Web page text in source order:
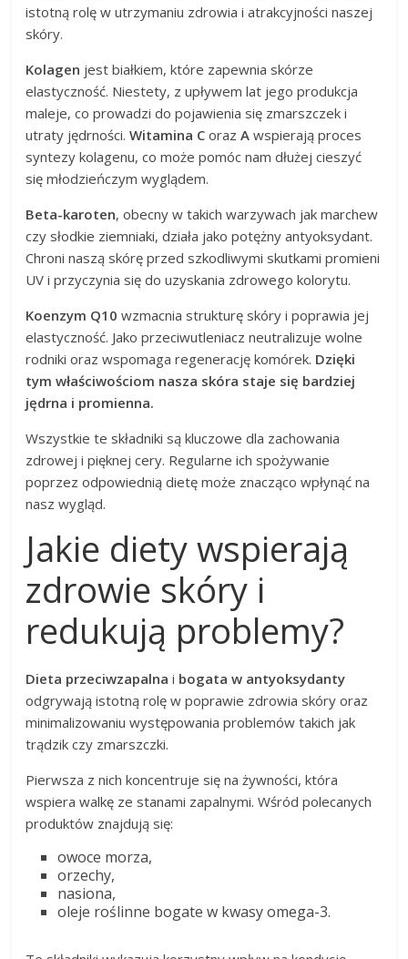
istotną rolę w utrzymaniu zdrowia i atrakcyjności naszej
skóry.
Kolagen jest białkiem, które zapewnia skórze
elastyczność. Niestety, z upływem lat jego produkcja
maleje, co prowadzi do pojawienia się zmarszczek i
utraty jędrności.Witamina C orazA wspierają proces
syntezy kolagenu, co może pomóc nam dłużej cieszyć
się młodzieńczym wyglądem.
Beta-karoten, obecny w takich warzywach jak marchew
czy słodkie ziemniaki, działa jako potężny antyoksydant.
Chroni naszą skórę przed szkodliwymi skutkami promieni
UV i przyczynia się do uzyskania zdrowego kolorytu.
Koenzym Q10 wzmacnia strukturę skóry i poprawia jej
elastyczność. Jako przeciwutleniacz neutralizuje wolne
rodniki oraz wspomaga regenerację komórek. Dzięki
tym właściwościom nasza skóra staje się bardziej
jędrna i promienna.
Wszystkie te składniki są kluczowe dla zachowania
zdrowej i pięknej cery. Regularne ich spożywanie
poprzez odpowiednią dietę może znacząco wpłynąć na
nasz wygląd.
Jakie diety wspierają
zdrowie skóry i
redukują problemy?
Dieta przeciwzapalna i bogata w antyoksydanty
odgrywają istotną rolę w poprawie zdrowia skóry oraz
minimalizowaniu występowania problemów takich jak
trądzik czy zmarszczki.
Pierwsza z nich koncentruje się na żywności, która
wspiera walkę ze stanami zapalnymi. Wśród polecanych
produktów znajdują się:
owoce morza,
orzechy,
nasiona,
oleje roślinne bogate w kwasy omega-3.